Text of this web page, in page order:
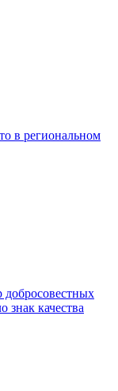
в региональном
знак качества